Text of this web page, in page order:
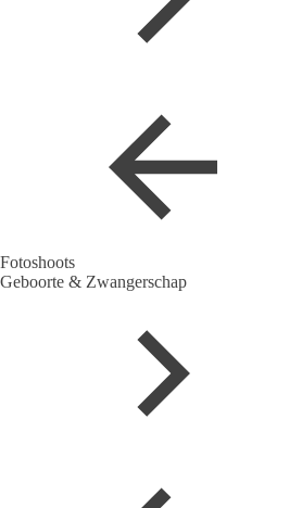
Fotoshoots
Geboorte & Zwangerschap